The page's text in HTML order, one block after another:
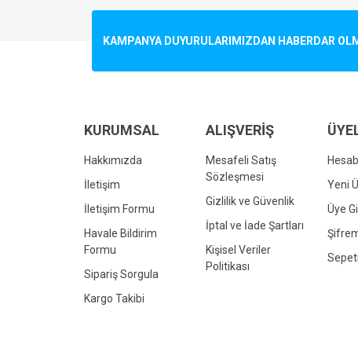
Ürün resmi kalitesiz, bozuk veya görüntülenemiyor.
Bu ürüne benzer farklı alternatifler olmalı.
KAMPANYA DUYURULARIMIZDAN HABERDAR
KURUMSAL
Hakkımızda
İletişim
İletişim Formu
Havale Bildirim
Formu
Sipariş Sorgula
Kargo Takibi
ALIŞVERİŞ
Mesafeli Satış
Sözleşmesi
Gizlilik ve Güvenlik
İptal ve İade Şartları
Kişisel Veriler
Politikası
Yeni
Üye